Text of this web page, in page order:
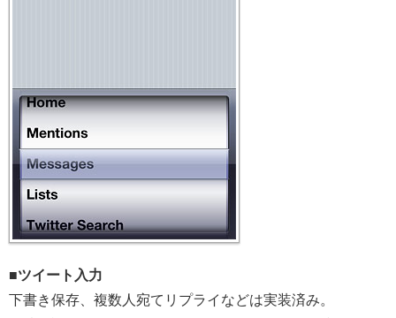
■ツイート入力
下書き保存、複数人宛てリプライなどは実装済み。